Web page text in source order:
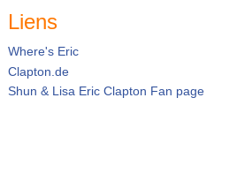
Liens
Where's Eric
Clapton.de
Shun & Lisa Eric Clapton Fan page